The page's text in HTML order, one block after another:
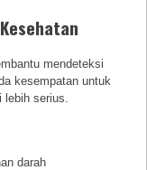
mendeteksi
kesempatan untuk
serius.
darah